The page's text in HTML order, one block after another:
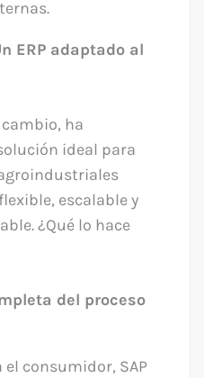
ERP adaptado al
cambio, ha
ideal para
escalable y
¿Qué lo hace
del proceso
el consumidor, SAP